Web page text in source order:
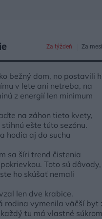
Za týždeň Za
bežný dom, no postavili
v lete ani netreba, na
z energií len minimum
na záhon tieto kvety,
ešte túto sezónu.
hodia aj do sucha
sa šíri trend čistenia
Toto sú dôvody,
ho skúšať nemali
len dve krabice.
rodina vymenila väčší byt
tu má vlastné